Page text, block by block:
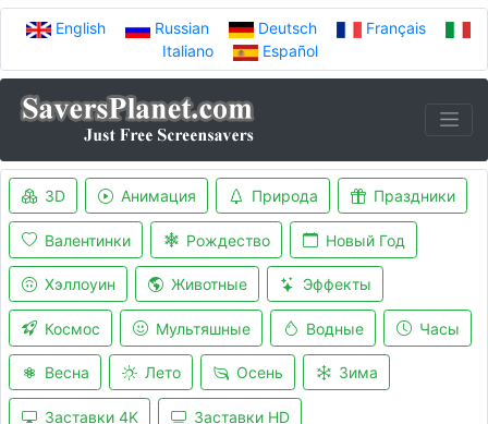
English Russian Deutsch
Français
Italiano
Español
3D Анимация Природа Праздники
Валентинки Рождество Новый Год
Хэллоуин Животные Эффекты
Космос Мультяшные Водные Часы
Весна Лето Осень Зима
Заставки 4K Заставки HD